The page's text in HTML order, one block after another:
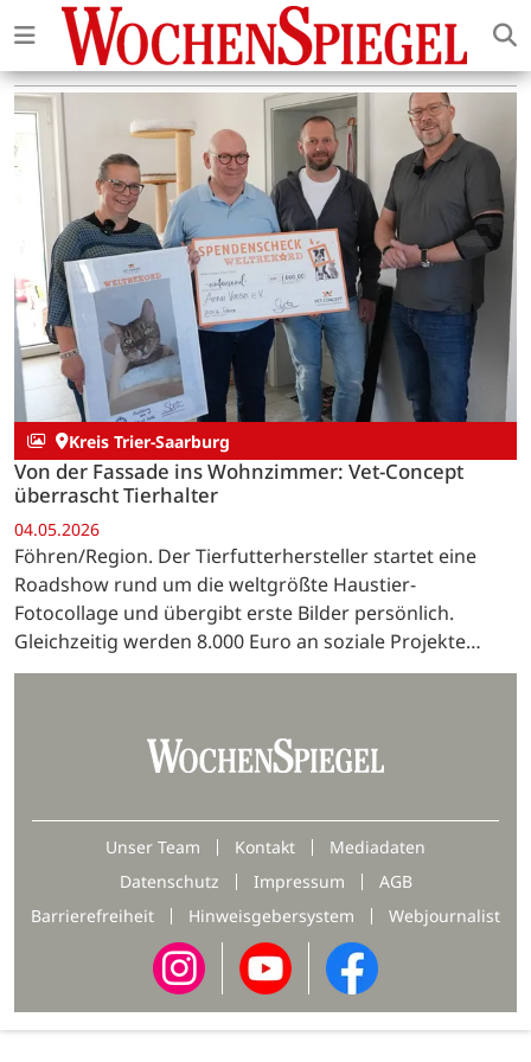
Kreis Trier-Saarburg
Von der Fassade ins Wohnzimmer: Vet-Concept
überrascht Tierhalter
04.05.2026
Föhren/Region. Der Tierfutterhersteller startet eine
Roadshow rund um die weltgrößte Haustier-
Fotocollage und übergibt erste Bilder persönlich.
Gleichzeitig werden 8.000 Euro an soziale Projekte
gespendet.
Unser Team Kontakt
Mediadaten
Datenschutz
Impressum
AGB
Barrierefreiheit
Hinweisgebersystem Webjournalist